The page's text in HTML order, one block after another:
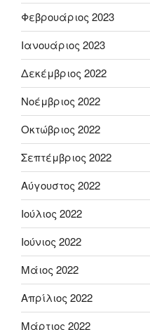
Φεβρουάριος 2023
Ιανουάριος 2023
Δεκέμβριος 2022
Νοέμβριος 2022
Οκτώβριος 2022
Σεπτέμβριος 2022
Αύγουστος 2022
Ιούλιος 2022
Ιούνιος 2022
Μάιος 2022
Απρίλιος 2022
Μάρτιος 2022